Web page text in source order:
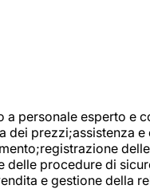
a personale esperto
prezzi;assistenza
procedure di
e gestione della